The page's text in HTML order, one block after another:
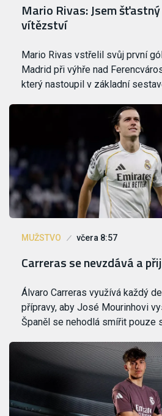
Mario Rivas: Jsem
vítězství
Mario Rivas vstřelil svůj první
Madrid při výhře nad
který nastoupil v základní
MUŽSTVO včera 8:57
Carreras se nevzdává a
Álvaro Carreras využívá každý
přípravy, aby José Mourinhovi
Španěl se nehodlá smířit pouze